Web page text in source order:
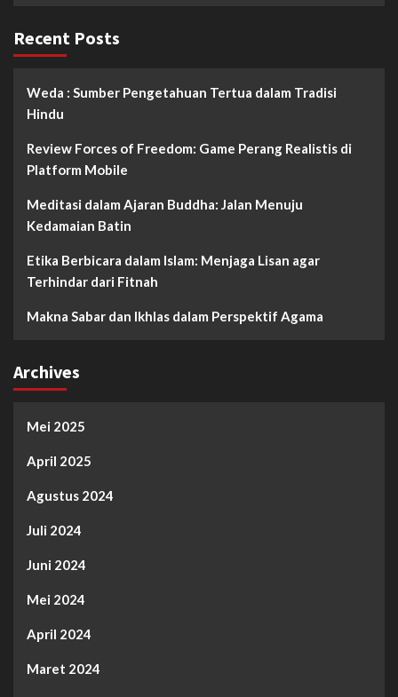
Recent Posts
Weda : Sumber Pengetahuan Tertua dalam Tradisi
Hindu
Review Forces of Freedom: Game Perang Realistis di
Platform Mobile
Meditasi dalam Ajaran Buddha: Jalan Menuju
Kedamaian Batin
Etika Berbicara dalam Islam: Menjaga Lisan agar
Terhindar dari Fitnah
Makna Sabar dan Ikhlas dalam Perspektif Agama
Archives
Mei 2025
April 2025
Agustus 2024
Juli 2024
Juni 2024
Mei 2024
April 2024
Maret 2024